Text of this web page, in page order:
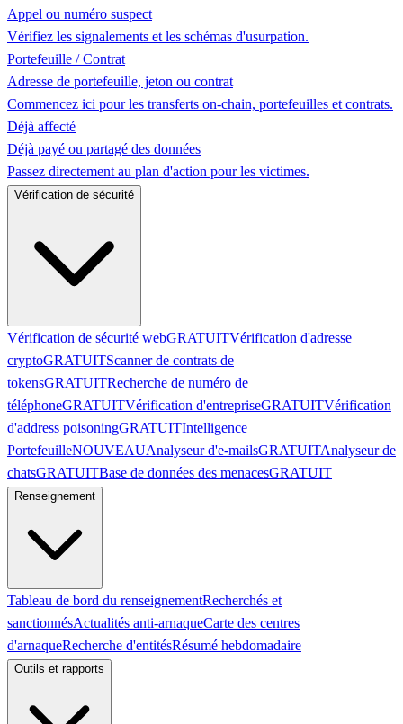
Appel ou numéro suspect
Vérifiez les signalements et les schémas d'usurpation.
Portefeuille / Contrat
Adresse de portefeuille, jeton ou contrat
Commencez ici pour les transferts on-chain, portefeuilles et contrats.
Déjà affecté
Déjà payé ou partagé des données
Passez directement au plan d'action pour les victimes.
Vérification de sécurité
Vérification de sécurité webGRATUITVérification d'adresse
cryptoGRATUITScanner de contrats de
tokensGRATUITRecherche de numéro de
téléphoneGRATUITVérification d'entrepriseGRATUITVérification
d'address poisoningGRATUITIntelligence
PortefeuilleNOUVEAUAnalyseur d'e-mailsGRATUITAnalyseur de
chatsGRATUITBase de données des menacesGRATUIT
Renseignement
Tableau de bord du renseignementRecherchés et
sanctionnésActualités anti-arnaqueCarte des centres
d'arnaqueRecherche d'entitésRésumé hebdomadaire
Outils et rapports